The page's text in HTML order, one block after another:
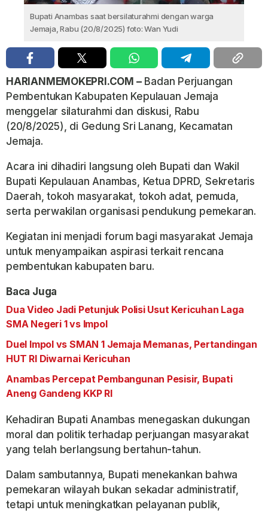
Bupati Anambas saat bersilaturahmi dengan warga
Jemaja, Rabu (20/8/2025) foto: Wan Yudi
HARIANMEMOKEPRI.COM –Badan Perjuangan
Pembentukan Kabupaten Kepulauan Jemaja
menggelar silaturahmi dan diskusi, Rabu
(20/8/2025), di Gedung Sri Lanang, Kecamatan
Jemaja.
Acara ini dihadiri langsung oleh Bupati dan Wakil
Bupati Kepulauan Anambas, Ketua DPRD, Sekretaris
Daerah, tokoh masyarakat, tokoh adat, pemuda,
serta perwakilan organisasi pendukung pemekaran.
Kegiatan ini menjadi forum bagi masyarakat Jemaja
untuk menyampaikan aspirasi terkait rencana
pembentukan kabupaten baru.
Baca Juga
Dua Video Jadi Petunjuk Polisi Usut Kericuhan Laga
SMA Negeri 1 vs Impol
Duel Impol vs SMAN 1 Jemaja Memanas, Pertandingan
HUT RI Diwarnai Kericuhan
Anambas Percepat Pembangunan Pesisir, Bupati
Aneng Gandeng KKP RI
Kehadiran Bupati Anambas menegaskan dukungan
moral dan politik terhadap perjuangan masyarakat
yang telah berlangsung bertahun-tahun.
Dalam sambutannya, Bupati menekankan bahwa
pemekaran wilayah bukan sekadar administratif,
tetapi untuk meningkatkan pelayanan publik,